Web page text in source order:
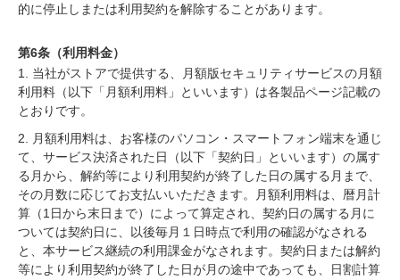
的に停止しまたは利用契約を解除することがあります。
第6条（利用料金）
1. 当社がストアで提供する、月額版セキュリティサービスの月額
利用料（以下「月額利用料」といいます）は各製品ページ記載の
とおりです。
2. 月額利用料は、お客様のパソコン・スマートフォン端末を通じ
て、サービス決済された日（以下「契約日」といいます）の属す
る月から、解約等により利用契約が終了した日の属する月まで、
その月数に応じてお支払いいただきます。月額利用料は、暦月計
算（1日から末日まで）によって算定され、契約日の属する月に
ついては契約日に、以後毎月１日時点で利用の確認がなされる
と、本サービス継続の利用課金がなされます。契約日または解約
等により利用契約が終了した日が月の途中であっても、日割計算